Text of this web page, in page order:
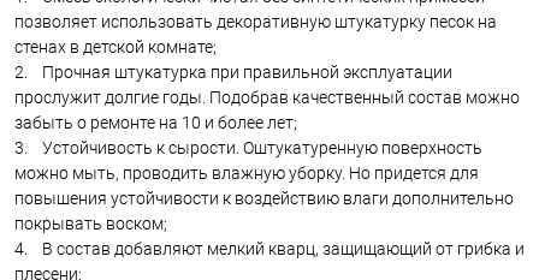
позволяет использовать декоративную штукатурку песок на
стенах в детской комнате;
2. Прочная штукатурка при правильной эксплуатации
прослужит долгие годы. Подобрав качественный состав можно
забыть о ремонте на 10 и более лет;
3. Устойчивость к сырости. Оштукатуренную поверхность
можно мыть, проводить влажную уборку. Но придется для
повышения устойчивости к воздействию влаги дополнительно
покрывать воском;
4. В состав добавляют мелкий кварц, защищающий от грибка и
плесени;